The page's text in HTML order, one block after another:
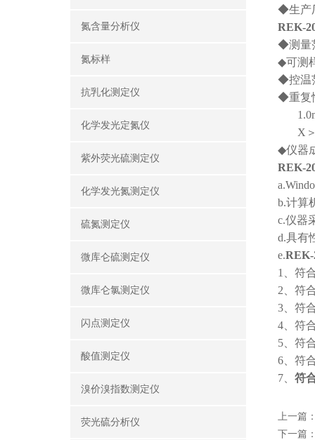
氮含量分析仪
氮标样
抗乳化测定仪
化学发光定氮仪
紫外荧光硫测定仪
化学发光氮测定仪
硫氮测定仪
微库仑硫测定仪
微库仑氯测定仪
闪点测定仪
酸值测定仪
溴价溴指数测定仪
荧光硫分析仪
◆生产
REK-
◆测量
◆可测
◆控温
◆重复
X＞
◆仪器
REK-
b.计算
c.仪器
d.具有
e.
1、 符
2、 符
3、 符
4、 符
5、 符
6、 符
7、 符
上一篇
下一篇